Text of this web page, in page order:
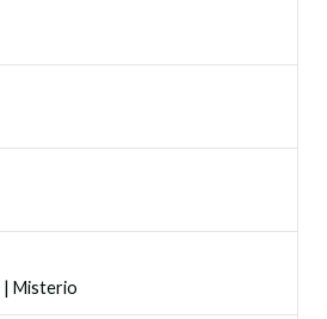
| Misterio